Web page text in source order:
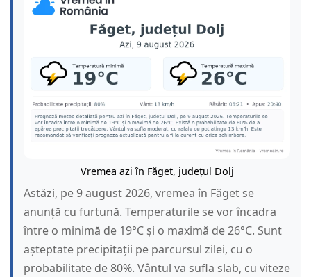
Vremea azi în Făget, județul Dolj
Astăzi, pe 9 august 2026, vremea în Făget se
anunță cu furtună. Temperaturile se vor încadra
între o minimă de 19°C și o maximă de 26°C. Sunt
așteptate precipitații pe parcursul zilei, cu o
probabilitate de 80%. Vântul va sufla slab, cu viteze